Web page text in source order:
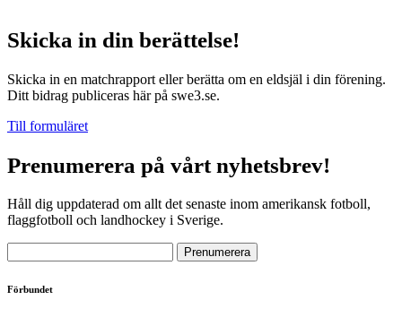
Skicka in din berättelse!
Skicka in en matchrapport eller berätta om en eldsjäl i din förening.
Ditt bidrag publiceras här på swe3.se.
Till formuläret
Prenumerera på vårt nyhetsbrev!
Håll dig uppdaterad om allt det senaste inom amerikansk fotboll,
flaggfotboll och landhockey i Sverige.
Förbundet